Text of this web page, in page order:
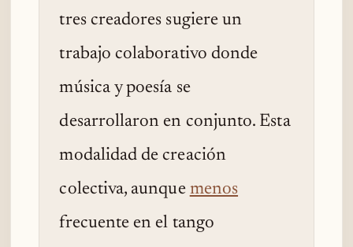
tres creadores sugiere un
trabajo colaborativo donde
música y poesía se
desarrollaron en conjunto. Esta
modalidad de creación
colectiva, aunque menos
frecuente en el tango